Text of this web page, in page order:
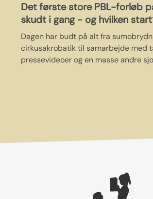
Det første store PBL-forløb
skudt i gang - og hvilken
Dagen har budt på alt fra
cirkusakrobatik til samarbejde med
pressevideoer og en masse andre